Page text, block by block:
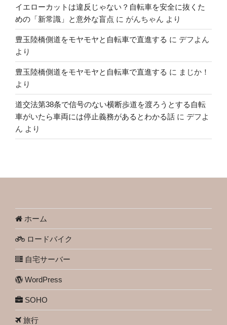
イエローカットは違反じゃない？自転車を安全に抜くた
めの「新常識」と意外な盲点 に がんちゃん より
豊玉陸橋側道をモヤモヤと自転車で直進する に デフよん
より
豊玉陸橋側道をモヤモヤと自転車で直進する に まじか！
より
道交法第38条で信号のない横断歩道を渡ろうとする自転
車がいたら車両には停止義務があるとわかる話 に デフよ
ん より
ホーム
ロードバイク
自宅サーバー
WordPress
SOHO
旅行